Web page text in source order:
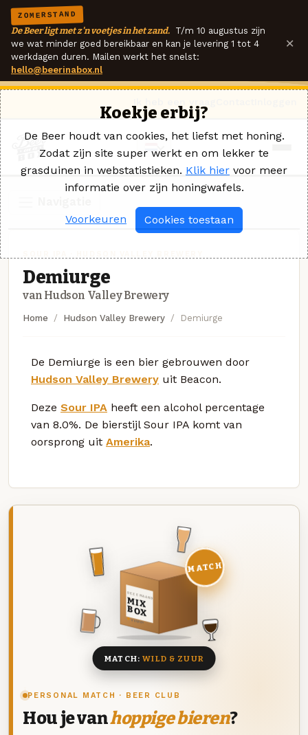
ZOMERSTAND
De Beer ligt met z'n voetjes in het zand. T/m 10 augustus zijn
we wat minder goed bereikbaar en kan je levering 1 tot 4
werkdagen duren. Mailen werkt het snelst:
hello@beerinabox.nl
×
Demiurge
van Hudson Valley Brewery
Home Hudson Valley Brewery Demiurge
De Demiurge is een bier gebrouwen door
Hudson Valley Brewery uit Beacon.
Deze Sour IPA heeft een alcohol percentage
van 8.0%. De bierstijl Sour IPA komt van
oorsprong uit Amerika.
PERSONAL MATCH · BEER CLUB
Hou je vanhoppige bieren?
DEZE MAAND
MIX
BOX
8 BIEREN
MATCH
MATCH:WILD & ZUUR
Koekje erbij?
De Beer houdt van cookies, het liefst met honing.
Zodat zijn site super werkt en om lekker te
grasduinen in webstatistieken. Klik hier voor meer
informatie over zijn honingwafels.
Voorkeuren Cookies toestaan